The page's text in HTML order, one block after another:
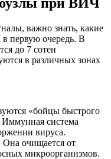
важно знать, какие
первую очередь. В
до 7 сотен
в различных зонах
«бойцы быстрого
система
вируса.
Она очищается от
микроорганизмов.